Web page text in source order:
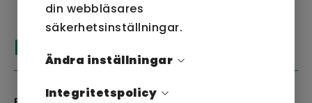
din webbläsares
säkerhetsinställningar.
Ändra inställningar
Integritetspolicy
KUNDCASE - RMP